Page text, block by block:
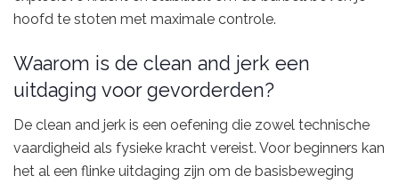
hoofd te stoten met maximale controle.
Waarom is de clean and jerk een
uitdaging voor gevorderden?
De clean and jerk is een oefening die zowel technische
vaardigheid als fysieke kracht vereist. Voor beginners kan
het al een flinke uitdaging zijn om de basisbeweging